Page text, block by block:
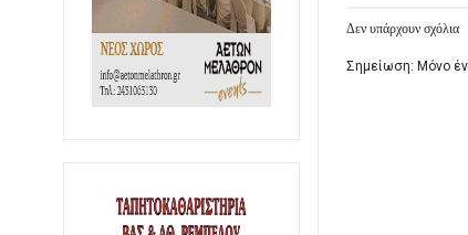
Δεν υπάρχουν σχόλια
Σημείωση: Μόνο